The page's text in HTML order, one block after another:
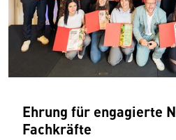
Ehrung für engagierte
Fachkräfte